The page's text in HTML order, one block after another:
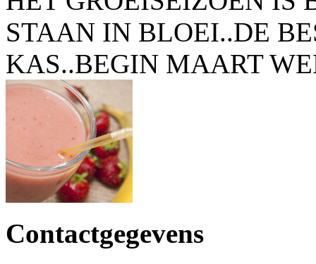
STAAN IN BLOEI..DE
KAS..BEGIN MAART
Contactgegevens